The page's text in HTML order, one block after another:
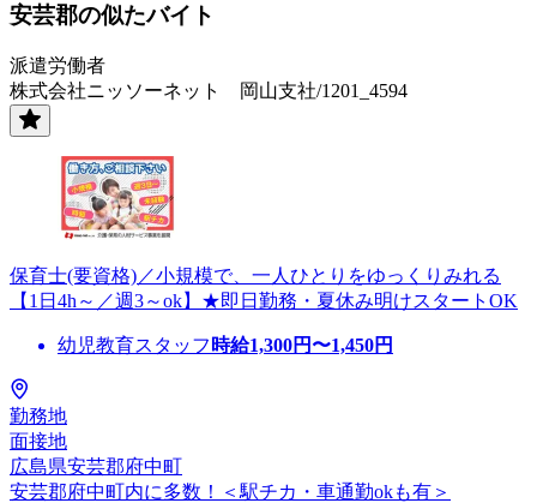
安芸郡の似たバイト
派遣労働者
株式会社ニッソーネット 岡山支社/1201_4594
保育士(要資格)／小規模で、一人ひとりをゆっくりみれる
【1日4h～／週3～ok】★即日勤務・夏休み明けスタートOK
幼児教育スタッフ 時給1,300円〜1,450円
勤務地
面接地
広島県安芸郡府中町
安芸郡府中町内に多数！＜駅チカ・車通勤okも有＞